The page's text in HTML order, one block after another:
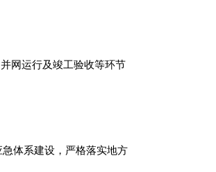
网运行及竣工验收等环节
体系建设，严格落实地方